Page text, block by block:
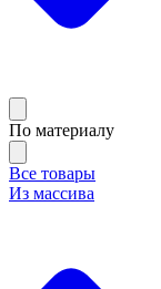
По материалу
Все товары
Из массива